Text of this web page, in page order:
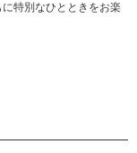
特別なひとときをお楽